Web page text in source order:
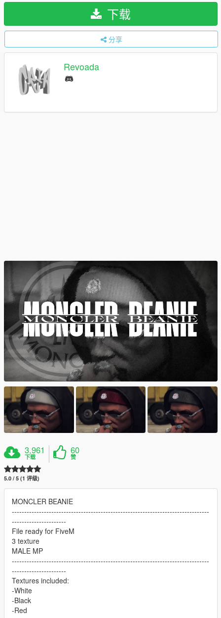
下载
分享
Revoada
3,961
下载
60
赞
5.0 / 5 (1 评级)
MONCLER BEANIE
--------------------------------------------------------------------------------
----------------------
File ready for FiveM
3 texture
MALE MP
--------------------------------------------------------------------------------
----------------------
Textures included:
-White
-Black
-Red